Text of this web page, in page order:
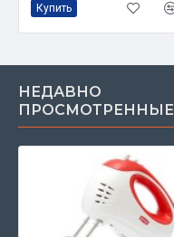
Купить
НЕДАВНО
ПРОСМОТРЕННЫЕ